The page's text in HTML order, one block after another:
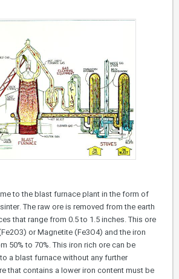
to the blast furnace plant in the form of
sinter. The raw ore is removed from the earth
that range from 0.5 to 1.5 inches. This ore
(Fe2O3) or Magnetite (Fe3O4) and the iron
50% to 70%. This iron rich ore can be
a blast furnace without any further
that contains a lower iron content must be